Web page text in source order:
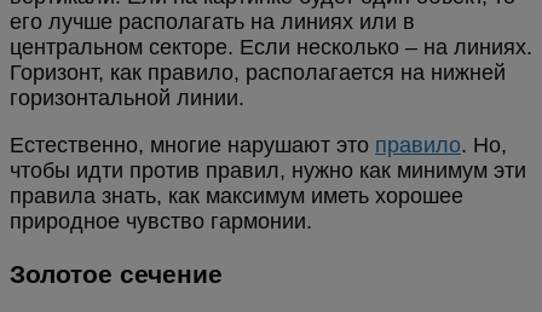
его лучше располагать на линиях или в
центральном секторе. Если несколько – на линиях.
Горизонт, как правило, располагается на нижней
горизонтальной линии.
Естественно, многие нарушают это правило. Но,
чтобы идти против правил, нужно как минимум эти
правила знать, как максимум иметь хорошее
природное чувство гармонии.
Золотое сечение